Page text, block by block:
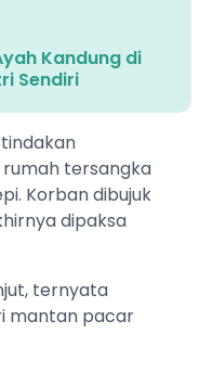
Kandung di
Sendiri
tersangka
Korban dibujuk
dipaksa
ternyata
mantan pacar